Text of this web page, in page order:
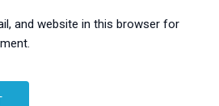
and website in this browser for